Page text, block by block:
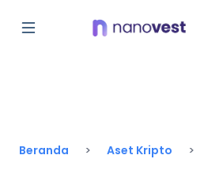
Beranda Aset Kripto